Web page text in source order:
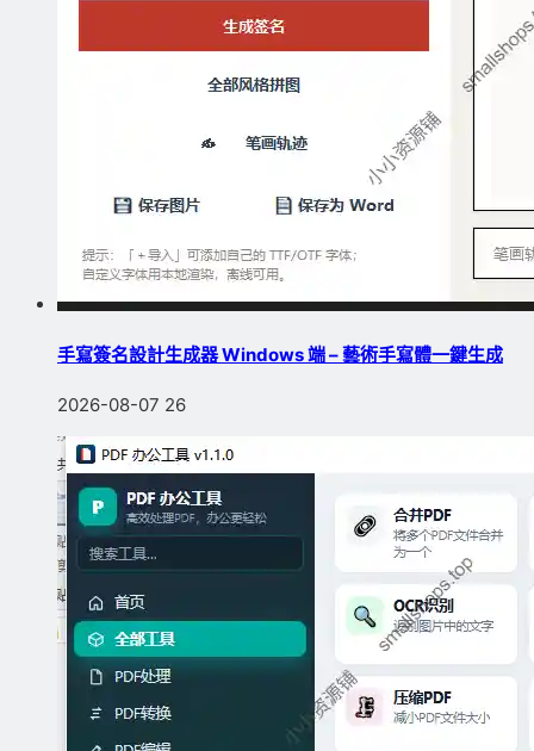
手寫簽名設計生成器 Windows 端 – 藝術手寫體一鍵生成
2026-08-07 26